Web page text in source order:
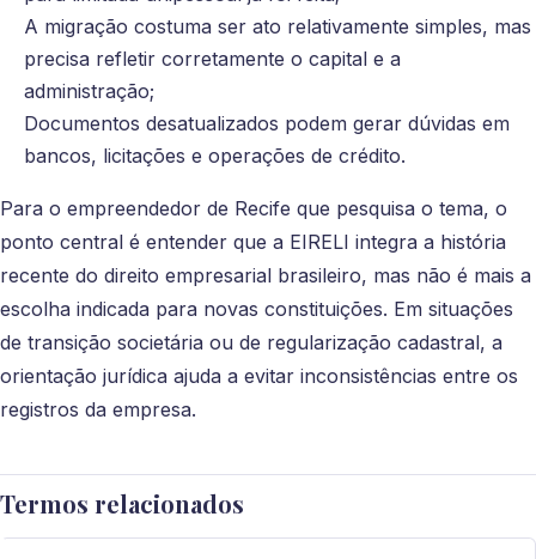
A migração costuma ser ato relativamente simples, mas
precisa refletir corretamente o capital e a
administração;
Documentos desatualizados podem gerar dúvidas em
bancos, licitações e operações de crédito.
Para o empreendedor de Recife que pesquisa o tema, o
ponto central é entender que a EIRELI integra a história
recente do direito empresarial brasileiro, mas não é mais a
escolha indicada para novas constituições. Em situações
de transição societária ou de regularização cadastral, a
orientação jurídica ajuda a evitar inconsistências entre os
registros da empresa.
Termos relacionados